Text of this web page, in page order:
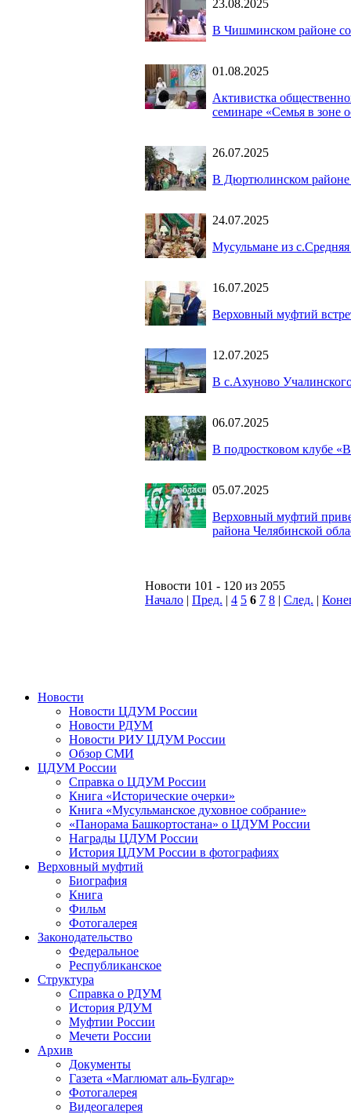
23.08.2025
В Чишминском районе
01.08.2025
Активистка
семинаре «Семья в зоне
26.07.2025
В Дюртюлинском районе
24.07.2025
Мусульмане из
16.07.2025
Верховный муфтий
12.07.2025
В с.Ахуново
06.07.2025
В подростковом клубе
05.07.2025
Верховный муфтий
района Челябинской
Новости 101 - 120 из 2055
Начало | Пред. | 4 5 6 7 8 | След. |
Новости
Новости ЦДУМ России
Новости РДУМ
Новости РИУ ЦДУМ России
Обзор СМИ
ЦДУМ России
Справка о ЦДУМ России
Книга «Исторические очерки»
Книга «Мусульманское духовное собрание»
«Панорама Башкортостана» о ЦДУМ России
Награды ЦДУМ России
История ЦДУМ России в фотографиях
Верховный муфтий
Биография
Книга
Фильм
Фотогалерея
Законодательство
Федеральное
Республиканское
Структура
Справка о РДУМ
История РДУМ
Муфтии России
Мечети России
Архив
Документы
Газета «Маглюмат аль-Булгар»
Фотогалерея
Видеогалерея